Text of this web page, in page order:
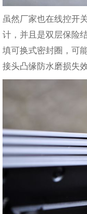
虽然厂家也在线控开
计，并且是双层保险
填可换式密封圈，可
接头凸缘防水磨损失效